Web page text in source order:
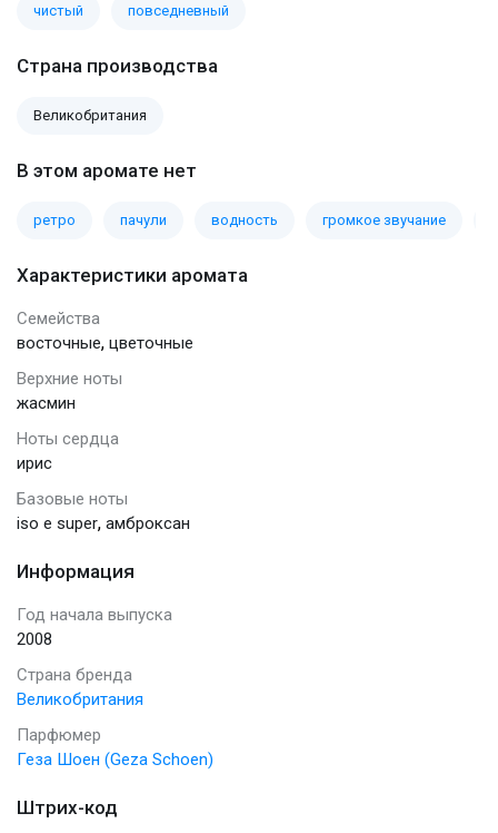
чистый повседневный
Страна производства
Великобритания
В этом аромате нет
ретро пачули водность громкое звучание
Характеристики аромата
Семейства
восточные, цветочные
Верхние ноты
жасмин
Ноты сердца
ирис
Базовые ноты
iso e super, амброксан
Информация
Год начала выпуска
2008
Страна бренда
Великобритания
Парфюмер
Геза Шоен (Geza Schoen)
Штрих-код